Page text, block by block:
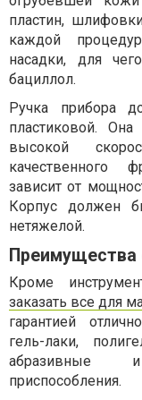
пластин,
каждой
насадки, для
бациллол.
Ручка прибора
пластиковой.
высокой
качественного
зависит от
Корпус должен
нетяжелой.
Кроме
заказать все для
гарантией
гель-лаки,
абразивные
приспособления.